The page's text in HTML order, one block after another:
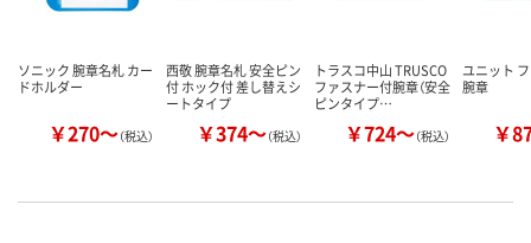
ソニック 腕章名札 カー
ドホルダー
￥270～（税込）
西敬 腕章名札 安全ピン
付 ホック付 差し替えシ
ートタイプ
￥374～（税込）
トラスコ中山 TRUSCO
ファスナー付腕章（安全
ピンタイプ…
￥724～（税込）
ユニット
腕章
￥